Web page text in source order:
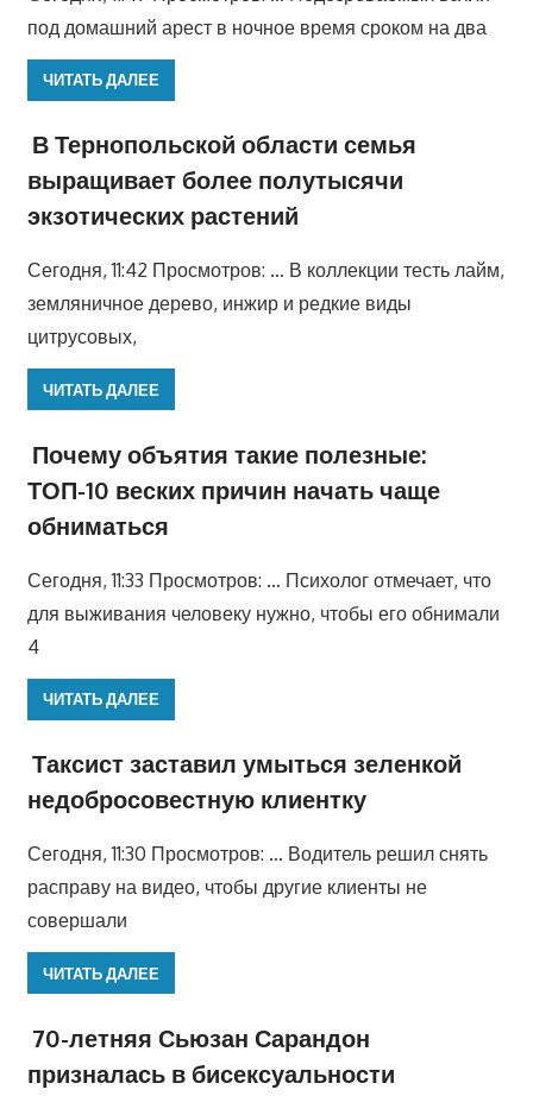
под домашний арест в ночное время сроком на два
ЧИТАТЬ ДАЛЕЕ
В Тернопольской области семья
выращивает более полутысячи
экзотических растений
Сегодня, 11:42 Просмотров: … В коллекции тесть лайм,
земляничное дерево, инжир и редкие виды
цитрусовых,
ЧИТАТЬ ДАЛЕЕ
Почему объятия такие полезные:
ТОП-10 веских причин начать чаще
обниматься
Сегодня, 11:33 Просмотров: … Психолог отмечает, что
для выживания человеку нужно, чтобы его обнимали
4
ЧИТАТЬ ДАЛЕЕ
Таксист заставил умыться зеленкой
недобросовестную клиентку
Сегодня, 11:30 Просмотров: … Водитель решил снять
расправу на видео, чтобы другие клиенты не
совершали
ЧИТАТЬ ДАЛЕЕ
70-летняя Сьюзан Сарандон
призналась в бисексуальности